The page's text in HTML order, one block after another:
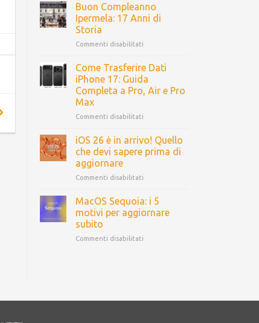
Buon Compleanno
Ipermela: 17 Anni di
Storia
Commenti disabilitati
Come Trasferire Dati
iPhone 17: Guida
Completa a Pro, Air e Pro
Max
Commenti disabilitati
iOS 26 è in arrivo! Quello
che devi sapere prima di
aggiornare
Commenti disabilitati
MacOS Sequoia: i 5
motivi per aggiornare
subito
Commenti disabilitati